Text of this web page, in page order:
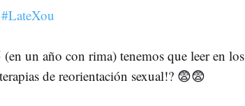
#LateXou
un año con rima) tenemos que leer en los
de reorientación sexual!? 😨😨